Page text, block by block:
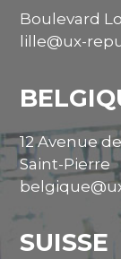
Boulevard
lille@ux-
12 Avenue
Saint-Pierre
SUISSE